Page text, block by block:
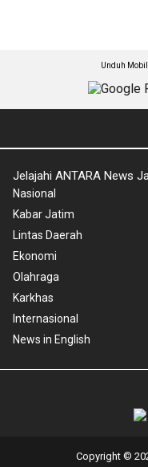
Unduh
Jelajahi ANTARA News
Nasional
Kabar Jatim
Lintas Daerah
Ekonomi
Olahraga
Karkhas
Internasional
News in English
Copyright ©